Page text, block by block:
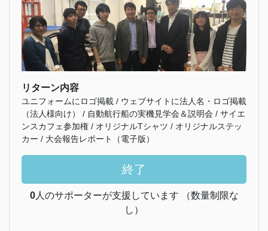
リターン内容
ユニフォームにロゴ掲載 / ウェブサイトに法人名・ロゴ掲載
（法人様向け） / 自動航行船の実機見学会＆説明会 / サイエ
ンスカフェ参加権 / オリジナルTシャツ / オリジナルステッ
カー / 大会報告レポート（電子版）
終了
0人のサポーターが支援しています （数量制限な
し）